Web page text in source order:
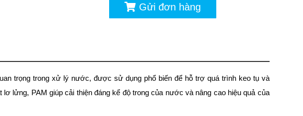
Gửi đơn hàng
trọng trong xử lý nước, được sử dụng phổ biến để hỗ trợ quá trình keo tụ và
lửng, PAM giúp cải thiện đáng kể độ trong của nước và nâng cao hiệu quả của